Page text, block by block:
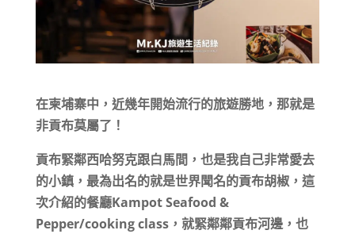
在柬埔寨中，近幾年開始流行的旅遊勝地，那就是
非貢布莫屬了！
貢布緊鄰西哈努克跟白馬間，也是我自己非常愛去
的小鎮，最為出名的就是世界聞名的貢布胡椒，這
次介紹的餐廳Kampot Seafood &
Pepper/cooking class，就緊鄰鄰貢布河邊，也